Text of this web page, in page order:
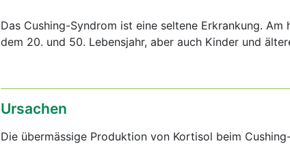
Das Cushing-Syndrom ist eine seltene Erkrankung.
dem 20. und 50. Lebensjahr, aber auch Kinder und
Ursachen
Die übermässige Produktion von Kortisol beim